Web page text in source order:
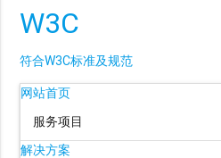
W3C
符合W3C标准及规范
网站首页
服务项目
解决方案